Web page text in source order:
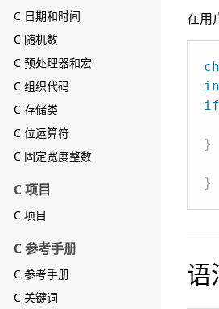
C 日期和时间
C 随机数
C 预处理器和宏
C 组织代码
C 存储类
C 位运算符
C 固定宽度整数
C 项目
C 项目
C 参考手册
C 参考手册
C 关键词
在用
if
}
}
语